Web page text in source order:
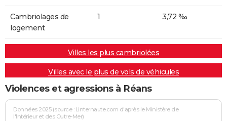
Cambriolages de
logement
1 3,72 ‰
Villes les plus cambriolées
Villes avec le plus de vols de véhicules
Violences et agressions à Réans
Données 2025 (source : Linternaute.com d'après le Ministère de
l'Intérieur et des Outre-Mer)